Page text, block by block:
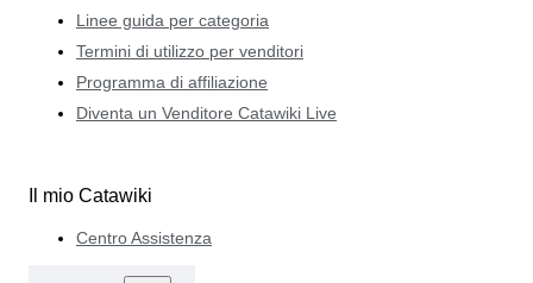
Linee guida per categoria
Termini di utilizzo per venditori
Programma di affiliazione
Diventa un Venditore Catawiki Live
Il mio Catawiki
Centro Assistenza